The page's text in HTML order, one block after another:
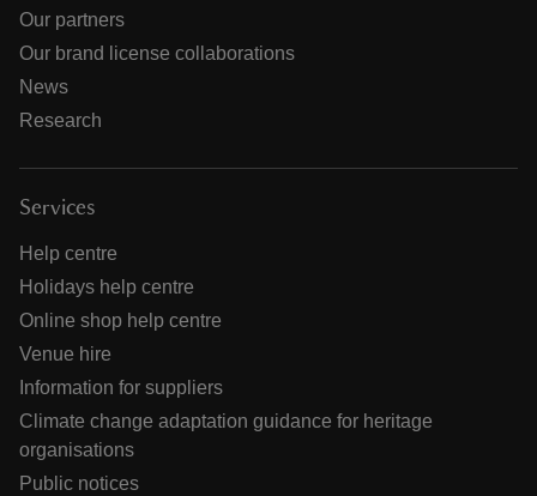
Our partners
Our brand license collaborations
News
Research
Services
Help centre
Holidays help centre
Online shop help centre
Venue hire
Information for suppliers
Climate change adaptation guidance for heritage
organisations
Public notices